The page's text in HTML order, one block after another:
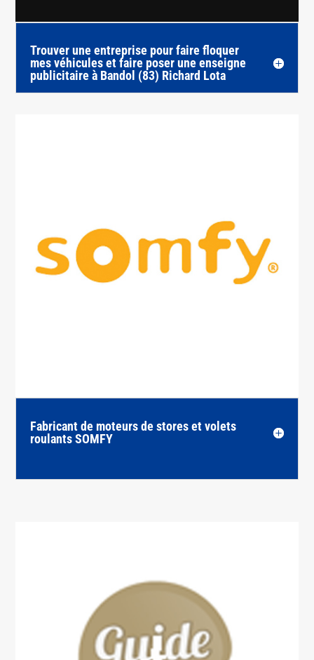
Trouver une entreprise pour faire floquer
mes véhicules et faire poser une enseigne
publicitaire à Bandol (83) Richard Lota
Fabricant de moteurs de stores et volets
roulants SOMFY